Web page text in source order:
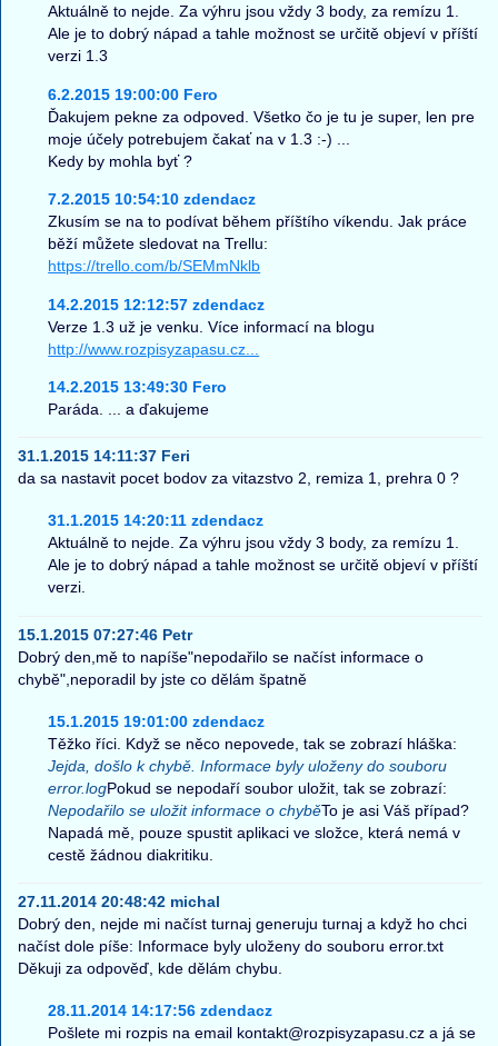
Aktuálně to nejde. Za výhru jsou vždy 3 body, za remízu 1.
Ale je to dobrý nápad a tahle možnost se určitě objeví v příští
verzi 1.3
6.2.2015 19:00:00 Fero
Ďakujem pekne za odpoved. Všetko čo je tu je super, len pre
moje účely potrebujem čakať na v 1.3 :-) ...
Kedy by mohla byť ?
7.2.2015 10:54:10 zdendacz
Zkusím se na to podívat během příštího víkendu. Jak práce
běží můžete sledovat na Trellu:
https://trello.com/b/SEMmNklb
14.2.2015 12:12:57 zdendacz
Verze 1.3 už je venku. Více informací na blogu
http://www.rozpisyzapasu.cz...
14.2.2015 13:49:30 Fero
Paráda. ... a ďakujeme
31.1.2015 14:11:37 Feri
da sa nastavit pocet bodov za vitazstvo 2, remiza 1, prehra 0 ?
31.1.2015 14:20:11 zdendacz
Aktuálně to nejde. Za výhru jsou vždy 3 body, za remízu 1.
Ale je to dobrý nápad a tahle možnost se určitě objeví v příští
verzi.
15.1.2015 07:27:46 Petr
Dobrý den,mě to napíše"nepodařilo se načíst informace o
chybě",neporadil by jste co dělám špatně
15.1.2015 19:01:00 zdendacz
Těžko říci. Když se něco nepovede, tak se zobrazí hláška:
Jejda, došlo k chybě. Informace byly uloženy do souboru
error.logPokud se nepodaří soubor uložit, tak se zobrazí:
Nepodařilo se uložit informace o chyběTo je asi Váš případ?
Napadá mě, pouze spustit aplikaci ve složce, která nemá v
cestě žádnou diakritiku.
27.11.2014 20:48:42 michal
Dobrý den, nejde mi načíst turnaj generuju turnaj a když ho chci
načíst dole píše: Informace byly uloženy do souboru error.txt
Děkuji za odpověď, kde dělám chybu.
28.11.2014 14:17:56 zdendacz
Pošlete mi rozpis na email kontakt@rozpisyzapasu.cz a já se